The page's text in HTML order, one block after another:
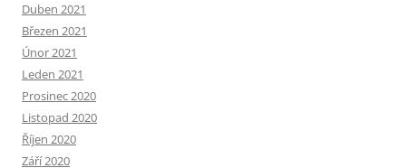
Duben 2021
Březen 2021
Únor 2021
Leden 2021
Prosinec 2020
Listopad 2020
Říjen 2020
Září 2020